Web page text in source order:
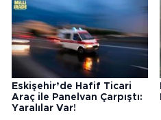
Eskişehir’de Hafif Ticari
Araç ile Panelvan Çarpıştı:
Yaralılar Var!